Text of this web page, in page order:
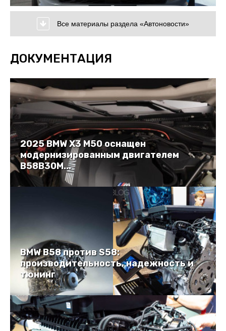
Все материалы раздела «Автоновости»
ДОКУМЕНТАЦИЯ
2025 BMW X3 M50 оснащен
модернизированным двигателем
B58B30M...
BMW B58 против S58:
производительность, надежность и
тюнинг